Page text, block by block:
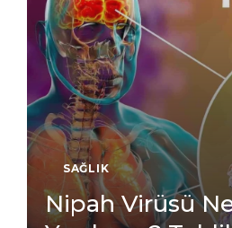
SAĞLIK
Nipah Virüsü